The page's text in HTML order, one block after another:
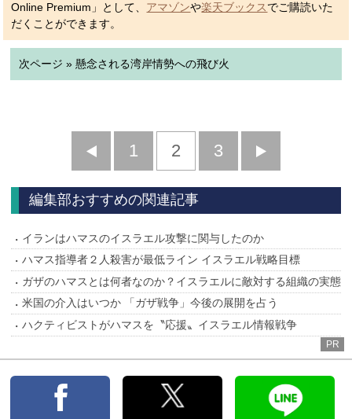
Online Premium」として、 アマゾンや楽天ブックスでご購読いた
だくことができます。
次ページ » 懸念される湾岸情勢への飛び火
前
へ
1 2 3
へ
編集部おすすめの関連記事
イランはハマスのイスラエル攻撃に関与したのか
ハマス指導者２人殺害が最低ライン イスラエル戦略目標
ガザのハマスとは何者なのか？イスラエルに敵対する組織の実態
米国の介入はいつか 「ガザ戦争」今後の展開を占う
ハクティビストがハマスを〝応援〟イスラエル情報戦争
PR